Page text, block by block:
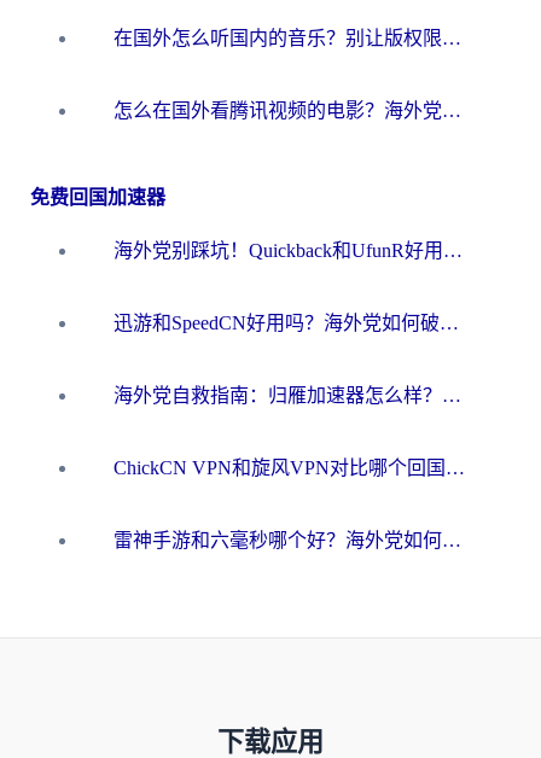
在国外怎么听国内的音乐？别让版权限制断了你的华语歌单
怎么在国外看腾讯视频的电影？海外党亲测有效的回国加速指南
免费回国加速器
海外党别踩坑！Quickback和UfunR好用吗？选对回国加速器才能无缝刷国内资源
迅游和SpeedCN好用吗？海外党如何破解那道看不见的墙
海外党自救指南：归雁加速器怎么样？教你避开坑实现国内资源无缝访问
ChickCN VPN和旋风VPN对比哪个回国效果更好？海外用户的选择困境与出路
雷神手游和六毫秒哪个好？海外党如何真正解锁国内资源
下载应用